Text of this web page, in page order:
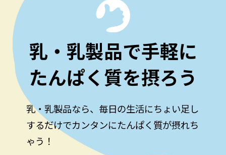
乳・乳製品で手軽に
たんぱく質を摂ろう
乳・乳製品なら、毎日の生活にちょい足し
するだけでカンタンにたんぱく質が摂れち
ゃう！